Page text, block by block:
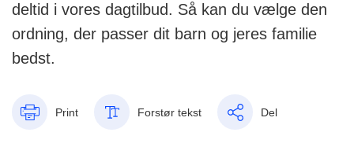
deltid i vores dagtilbud. Så kan du vælge den
ordning, der passer dit barn og jeres familie
bedst.
Print Forstør tekst Del